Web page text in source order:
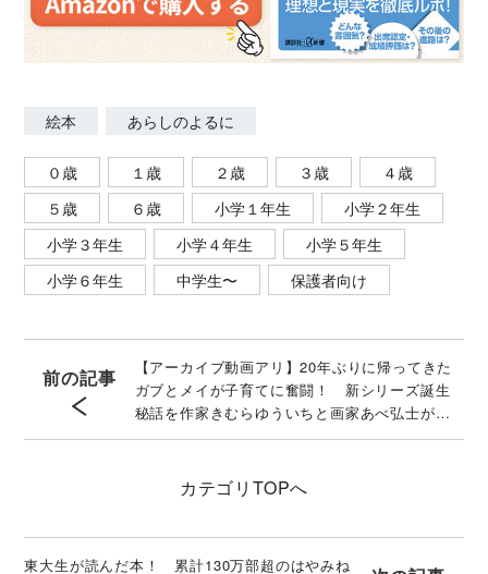
絵本 あらしのよるに
０歳 １歳 ２歳 ３歳
４歳
５歳
６歳 小学１年生
小学２年生
小学３年生
小学４年生
小学５年生
小学６年生
中学生〜 保護者向け
前の記事
【アーカイブ動画アリ】20年ぶりに帰ってきた
ガブとメイが子育てに奮闘！ 新シリーズ誕生
秘話を作家きむらゆういちと画家あべ弘士が語
る
カテゴリ TOPへ
東大生が読んだ本！ 累計130万部超のはやみね